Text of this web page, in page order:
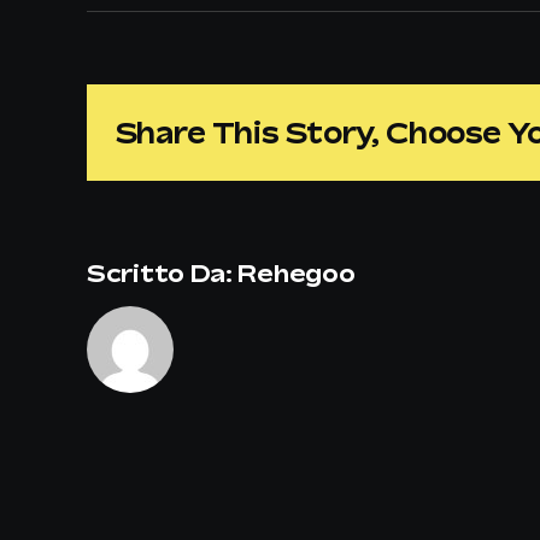
Share This Story, Choose
Scritto Da: Rehegoo